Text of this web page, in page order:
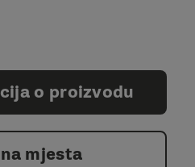
o proizvodu
mjesta